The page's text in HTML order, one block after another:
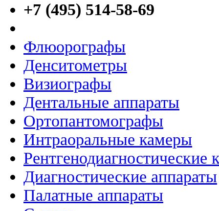
+7 (495) 514-58-69
Флюорографы
Денситометры
Визиографы
Дентальные аппараты
Ортопантомографы
Интраоральные камеры
Рентгенодиагностические
Диагностические аппараты
Палатные аппараты